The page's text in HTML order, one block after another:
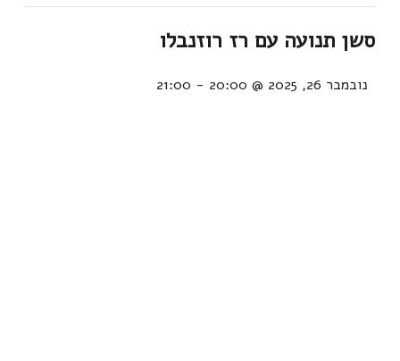
סשן תנועה עם רז רוזנבלו
נובמבר 26, 2025 @ 20:00 -
21:00